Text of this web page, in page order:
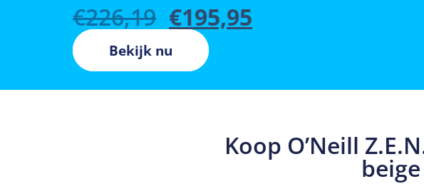
€226,19 €195,95
Bekijk nu
Koop O’Neill